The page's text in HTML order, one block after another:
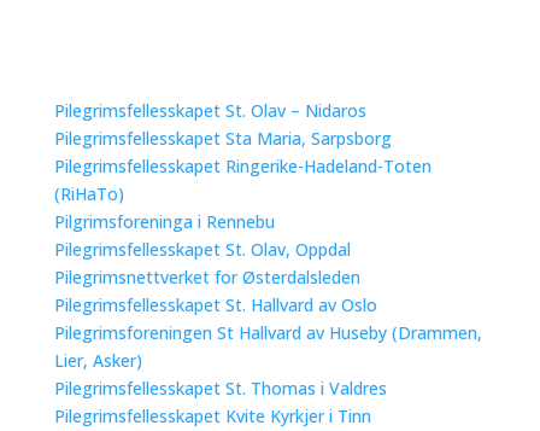
Pilegrimsfellesskapet St. Olav – Nidaros
Pilegrimsfellesskapet Sta Maria, Sarpsborg
Pilegrimsfellesskapet Ringerike-Hadeland-Toten
(RiHaTo)
Pilgrimsforeninga i Rennebu
Pilegrimsfellesskapet St. Olav, Oppdal
Pilegrimsnettverket for Østerdalsleden
Pilegrimsfellesskapet St. Hallvard av Oslo
Pilegrimsforeningen St Hallvard av Huseby (Drammen,
Lier, Asker)
Pilegrimsfellesskapet St. Thomas i Valdres
Pilegrimsfellesskapet Kvite Kyrkjer i Tinn